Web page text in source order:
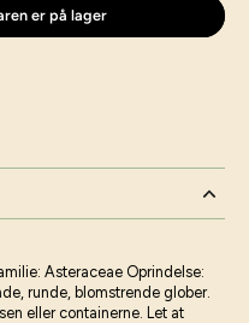
er på lager
Asteraceae Oprindelse:
runde, blomstrende glober.
eller containerne. Let at